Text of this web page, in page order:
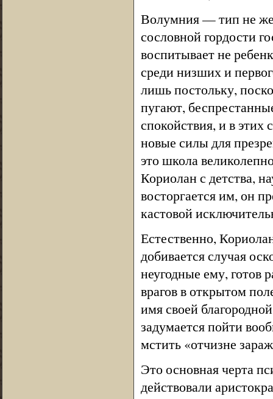
Волумния — тип не
сословной гордости
воспитывает не
среди низших и
лишь постольку,
пугают,
спокойствия, и в этих
новые силы для
это школа
Кориолан с детства,
восторгается им, он
кастовой
Естественно,
добивается случая
неугодные ему, готов
врагов в открытом
имя своей
задумается пойти
мстить «отчизне
Это основная черта
действовали